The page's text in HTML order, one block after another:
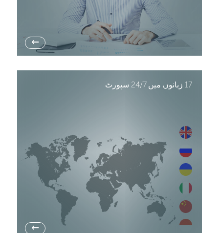
→
17 زبانوں میں 24/7 سپورٹ
→